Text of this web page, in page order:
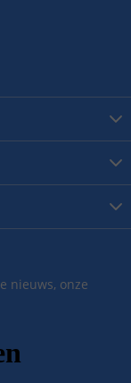
nieuws, onze